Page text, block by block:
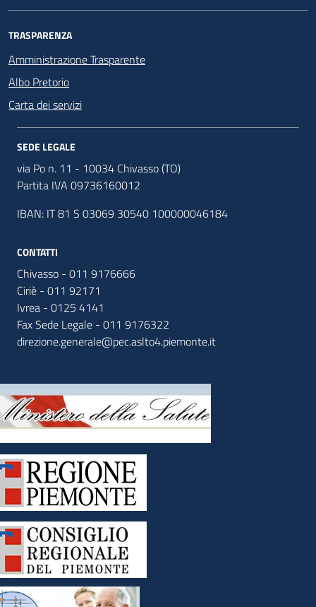
TRASPARENZA
Amministrazione Trasparente
Albo Pretorio
Carta dei servizi
SEDE LEGALE
via Po n. 11 - 10034 Chivasso (TO)
Partita IVA 09736160012
IBAN: IT 81 S 03069 30540 100000046184
CONTATTI
Chivasso - 011 9176666
Ciriè - 011 92171
Ivrea - 0125 4141
Fax Sede Legale - 011 9176322
direzione.generale@pec.aslto4.piemonte.it